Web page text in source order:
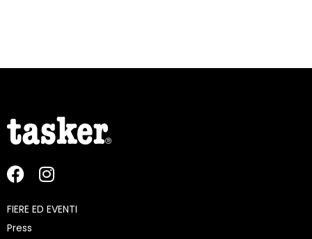
FIERE ED EVENTI
Press